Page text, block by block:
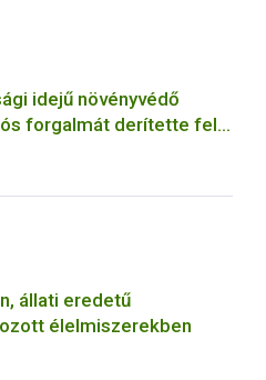
idejű növényvédő
forgalmát derítette fel a
állati eredetű
élelmiszerekben